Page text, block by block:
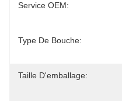
Service OEM:
Type De Bouche:
Taille D'emballage: